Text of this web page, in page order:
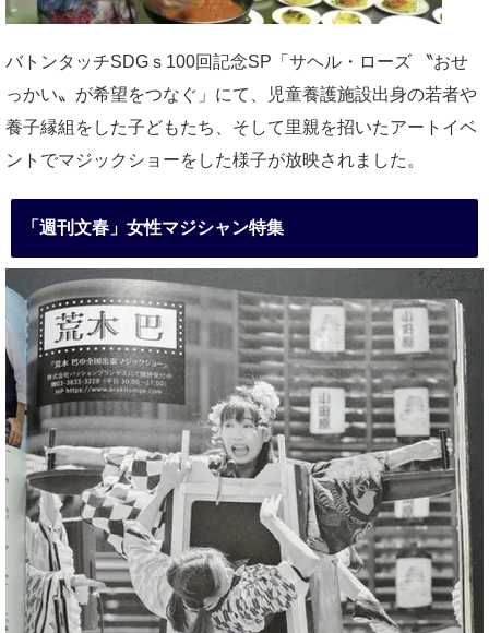
バトンタッチSDGｓ100回記念SP「サヘル・ローズ 〝おせ
っかい〟が希望をつなぐ」にて、児童養護施設出身の若者や
養子縁組をした子どもたち、そして里親を招いたアートイベ
ントでマジックショーをした様子が放映されました。
「週刊文春」女性マジシャン特集